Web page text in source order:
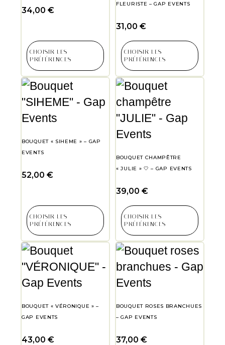
34,00 €
CHOISIR LES
PRÉFÉRENCES
FLEURISTE – GAP EVENTS
31,00 €
CHOISIR LES
PRÉFÉRENCES
BOUQUET « SIHEME » – GAP
EVENTS
52,00 €
CHOISIR LES
PRÉFÉRENCES
BOUQUET CHAMPÊTRE
« JULIE » 🤍 – GAP EVENTS
39,00 €
CHOISIR LES
PRÉFÉRENCES
BOUQUET « VÉRONIQUE » –
GAP EVENTS
43,00 €
BOUQUET ROSES BRANCHUES
– GAP EVENTS
37,00 €